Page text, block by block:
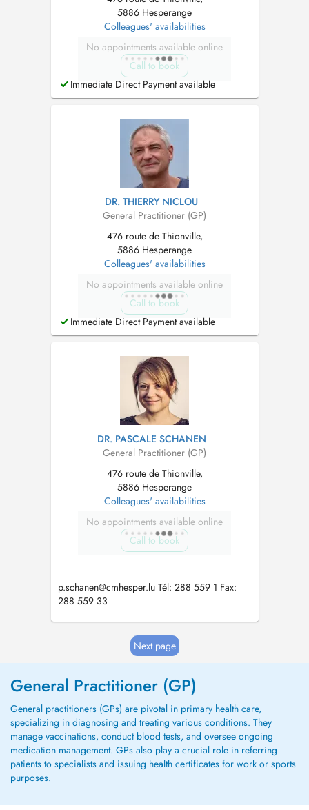
5886 Hesperange
Colleagues' availabilities
No appointments available online
Call to book
Immediate Direct Payment available
DR. THIERRY NICLOU
General Practitioner (GP)
476 route de Thionville,
5886 Hesperange
Colleagues' availabilities
No appointments available online
Call to book
Immediate Direct Payment available
DR. PASCALE SCHANEN
General Practitioner (GP)
476 route de Thionville,
5886 Hesperange
Colleagues' availabilities
No appointments available online
Call to book
p.schanen@cmhesper.luTél: 288 559 1 Fax:
288 559 33
Next page
General Practitioner (GP)
General practitioners (GPs) are pivotal in primary health care,
specializing in diagnosing and treating various conditions. They
manage vaccinations, conduct blood tests, and oversee ongoing
medication management. GPs also play a crucial role in referring
patients to specialists and issuing health certificates for work or sports
purposes.